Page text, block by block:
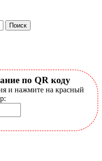
по QR коду
и нажмите на красный